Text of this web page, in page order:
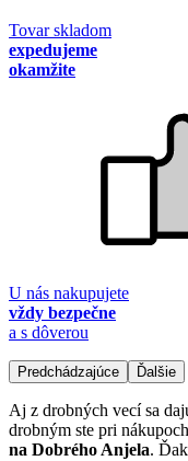
Tovar skladom
expedujeme
okamžite
U nás nakupujete
vždy bezpečne
a s dôverou
Predchádzajúce Ďalšie
Aj z drobných vecí sa
drobným ste pri
na Dobrého Anjela.